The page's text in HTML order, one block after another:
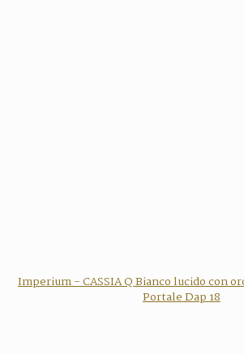
Imperium - CASSIA Q Bianco lucido con
Portale Dap 18